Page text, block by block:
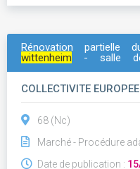
Rénovation partielle
wittenheim - salle
COLLECTIVITE
68 (Nc)
Marché - Procédure
Date de publication :